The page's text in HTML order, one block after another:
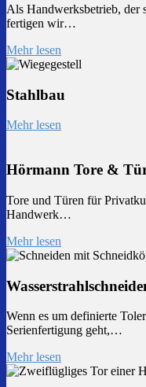
Als Handwerksbetrieb, der
fertigen wir…
Mehr lesen
Stahlbau
Mehr lesen
Hörmann Tore &
Tore und Türen für
Handwerk…
Mehr lesen
Wenn es um definierte
Serienfertigung geht,…
Mehr lesen